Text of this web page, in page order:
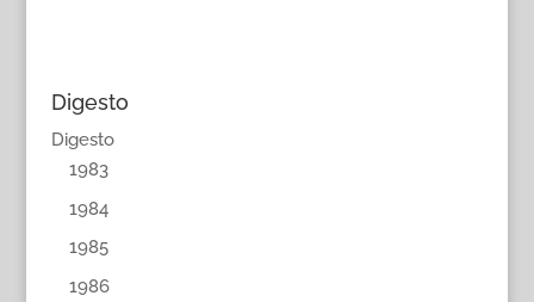
Digesto
Digesto
1983
1984
1985
1986